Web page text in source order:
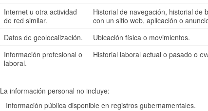
Internet u otra actividad
de red similar.
Historial de navegación, historial de
con un sitio web, aplicación o
Datos de geolocalización.
Ubicación física o movimientos.
Información profesional o
laboral.
Historial laboral actual o pasado o
La información personal no incluye:
Información pública disponible en registros gubernamentales.